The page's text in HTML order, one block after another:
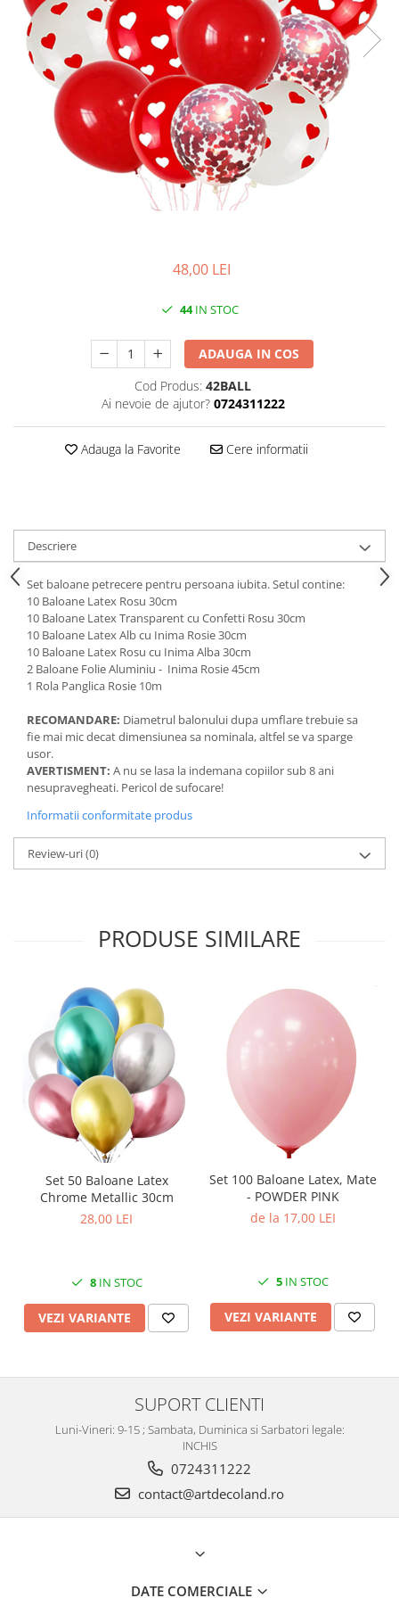
Iarba Artificiala
48,00 LEI
44IN STOC
ADAUGA IN COS
Cod Produs: 42BALL
Ai nevoie de ajutor? 0724311222
Adauga la Favorite Cere informatii
Descriere
Set baloane petrecere pentru persoana iubita. Setul contine:
10 Baloane Latex Rosu 30cm
10 Baloane Latex Transparent cu Confetti Rosu 30cm
10 Baloane Latex Alb cu Inima Rosie 30cm
10 Baloane Latex Rosu cu Inima Alba 30cm
2 Baloane Folie Aluminiu - Inima Rosie 45cm
1 Rola Panglica Rosie 10m
RECOMANDARE: Diametrul balonului dupa umflare trebuie sa
fie mai mic decat dimensiunea sa nominala, altfel se va sparge
usor.
AVERTISMENT: A nu se lasa la indemana copiilor sub 8 ani
nesupravegheati. Pericol de sufocare!
Informatii conformitate produs
Review-uri(0)
PRODUSE SIMILARE
Set 50 Baloane Latex
Chrome Metallic 30cm
28,00 LEI
8IN STOC
VEZI VARIANTE
Set 100 Baloane Latex, Mate
- POWDER PINK
de la 17,00 LEI
5IN STOC
VEZI VARIANTE
SUPORT CLIENTI
Luni-Vineri: 9-15 ; Sambata, Duminica si Sarbatori legale:
INCHIS
0724311222
contact@artdecoland.ro
DATE COMERCIALE